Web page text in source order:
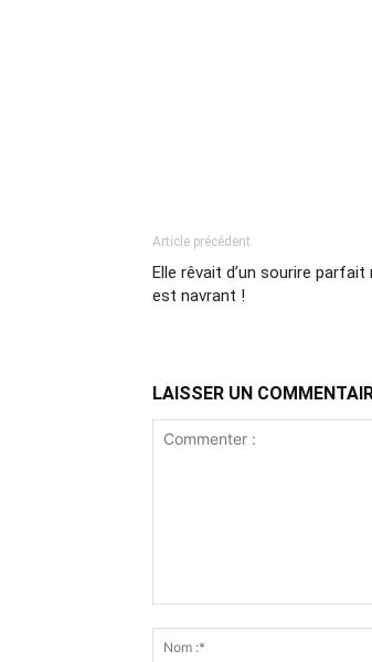
Article précédent
Elle rêvait d’un sourire
est navrant !
LAISSER UN